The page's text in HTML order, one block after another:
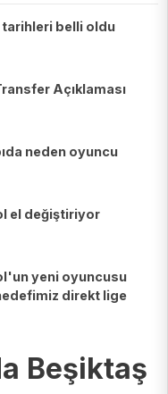
tarihleri belli oldu
Açıklaması
neden oyuncu
el değiştiriyor
yeni oyuncusu
direkt lige
Beşiktaş